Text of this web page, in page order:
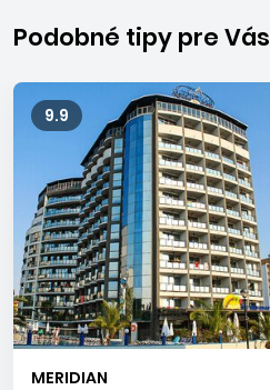
Podobné tipy pre Vás
9.9
MERIDIAN